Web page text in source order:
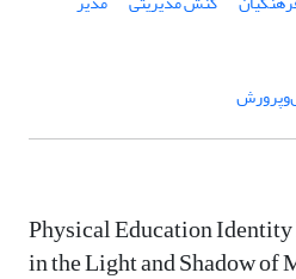
Physical Education
in the Light and Shadow of